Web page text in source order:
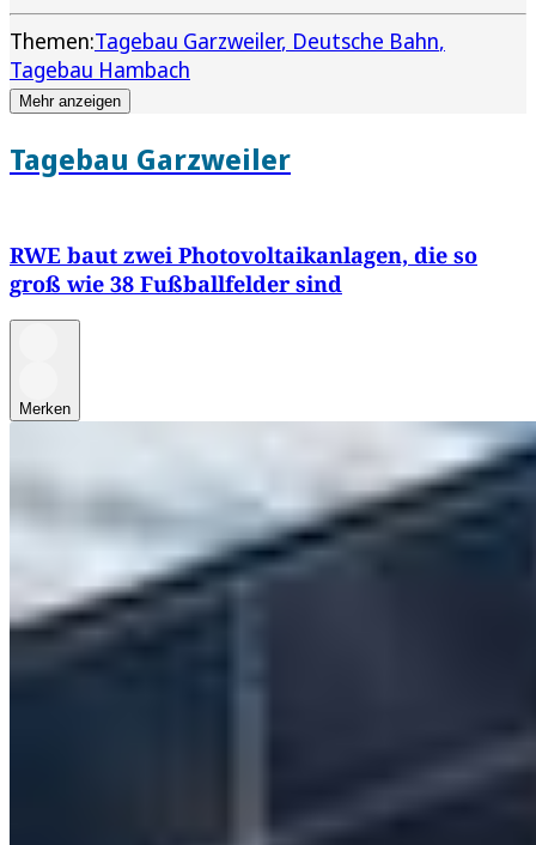
Themen:Tagebau Garzweiler Deutsche Bahn
Tagebau Hambach
Mehr anzeigen
Tagebau Garzweiler
RWE baut zwei Photovoltaikanlagen, die so
groß wie 38 Fußballfelder sind
Merken